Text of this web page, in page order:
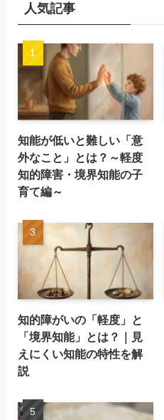
人気記事
知能が低いと難しい「意
外なこと」とは？～軽度
知的障害・境界知能の子
育て編～
知的障がいの「軽度」と
「境界知能」とは？｜見
えにくい知能の特性を解
説